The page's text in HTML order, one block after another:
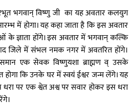
भगवान् विष्णु जी का यह अवतार कलयुग
में होगा। यह कहा जाता है कि इस अवतार
के ज्ञाता होंगे। इस अवतार में भगवान् कल्कि
जिले में संभल नमक नगर में अवतरित होंगे।
एक सेवक विष्णुयशा ब्राह्मण व् उसके
होगा कि उनके घर में स्वयं ईश्वर जन्म लेंगे। यह
पर एक श्वेत अश्व पर सवार होकर इस धरा